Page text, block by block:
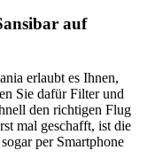
auf
erlaubt es Ihnen,
Sie dafür Filter und
den richtigen Flug
mal geschafft, ist die
per Smartphone